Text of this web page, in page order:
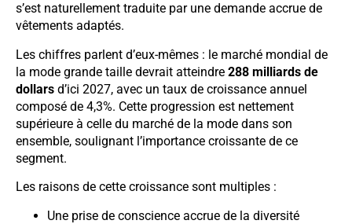
s’est naturellement traduite par une demande accrue de
vêtements adaptés.
Les chiffres parlent d’eux-mêmes : le marché mondial de
la mode grande taille devrait atteindre 288 milliards de
dollars d’ici 2027, avec un taux de croissance annuel
composé de 4,3%. Cette progression est nettement
supérieure à celle du marché de la mode dans son
ensemble, soulignant l’importance croissante de ce
segment.
Les raisons de cette croissance sont multiples :
Une prise de conscience accrue de la diversité